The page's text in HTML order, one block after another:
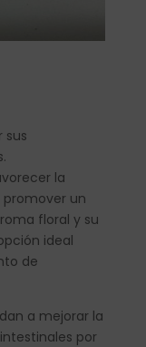
sus
la
un
floral y su
ideal
de
a mejorar la
por